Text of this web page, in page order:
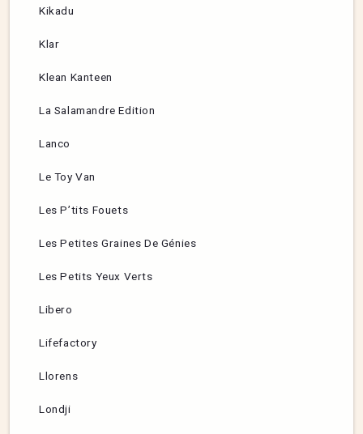
Kikadu
Klar
Klean Kanteen
La Salamandre Edition
Lanco
Le Toy Van
Les P’tits Fouets
Les Petites Graines De Génies
Les Petits Yeux Verts
Libero
Lifefactory
Llorens
Londji